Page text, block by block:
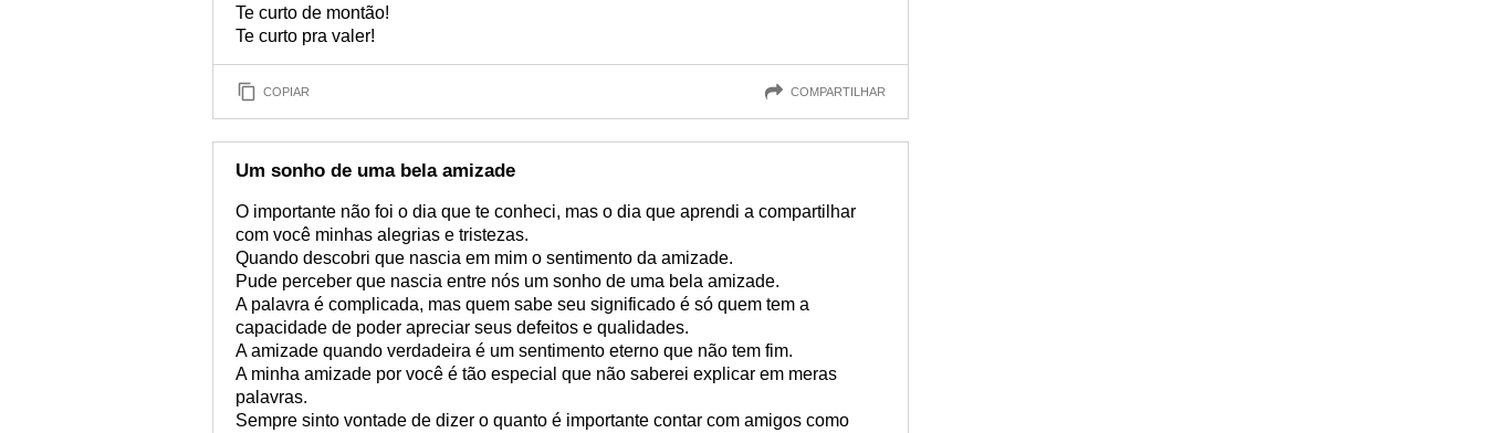
Te curto de montão!
Te curto pra valer!
COPIAR COMPARTILHAR
Um sonho de uma bela amizade
O importante não foi o dia que te conheci, mas o dia que aprendi a compartilhar
com você minhas alegrias e tristezas.
Quando descobri que nascia em mim o sentimento da amizade.
Pude perceber que nascia entre nós um sonho de uma bela amizade.
A palavra é complicada, mas quem sabe seu significado é só quem tem a
capacidade de poder apreciar seus defeitos e qualidades.
A amizade quando verdadeira é um sentimento eterno que não tem fim.
A minha amizade por você é tão especial que não saberei explicar em meras
palavras.
Sempre sinto vontade de dizer o quanto é importante contar com amigos como